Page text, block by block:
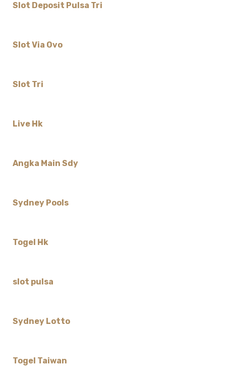
Slot Deposit Pulsa Tri
Slot Via Ovo
Slot Tri
Live Hk
Angka Main Sdy
Sydney Pools
Togel Hk
slot pulsa
Sydney Lotto
Togel Taiwan